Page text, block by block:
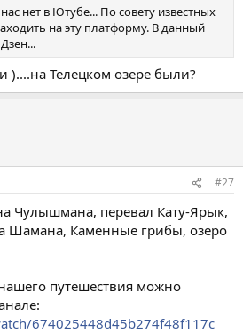
нет в Ютубе... По совету известных
на эту платформу. В данный
)....на Телецком озере были?
#27
Чулышмана, перевал Кату-Ярык,
Шамана, Каменные грибы, озеро
путешествия можно
674025448d45b274f48f117c